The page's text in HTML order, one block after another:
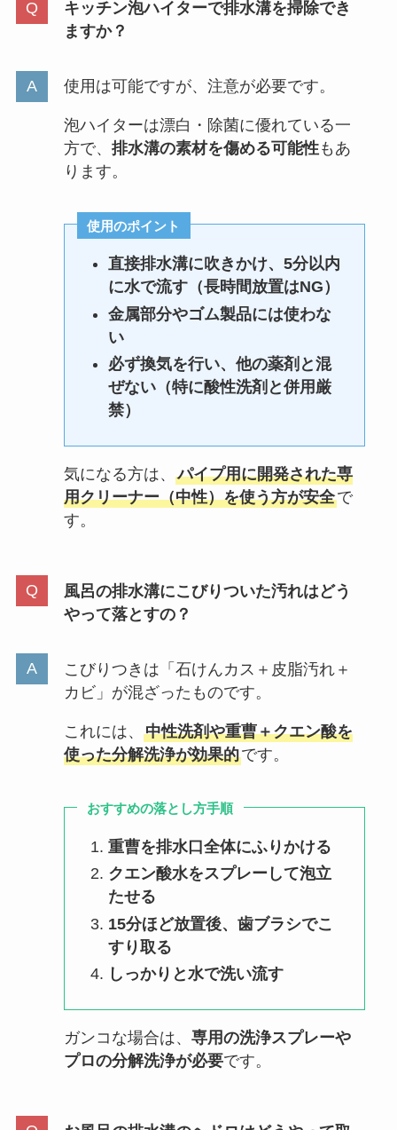
キッチン泡ハイターで排水溝を掃除でき
ますか？
使用は可能ですが、注意が必要です。
泡ハイターは漂白・除菌に優れている一
方で、 排水溝の素材を傷める可能性もあ
ります。
使用のポイント
直接排水溝に吹きかけ、5分以内
に水で流す（長時間放置はNG）
金属部分やゴム製品には使わな
い
必ず換気を行い、他の薬剤と混
ぜない（特に酸性洗剤と併用厳
禁）
気になる方は、 パイプ用に開発された専
用クリーナー（中性）を使う方が安全で
す。
風呂の排水溝にこびりついた汚れはどう
やって落とすの？
こびりつきは「石けんカス＋皮脂汚れ＋
カビ」が混ざったものです。
これには、 中性洗剤や重曹＋クエン酸を
使った分解洗浄が効果的です。
おすすめの落とし方手順
重曹を排水口全体にふりかける
クエン酸水をスプレーして泡立
たせる
15分ほど放置後、歯ブラシでこ
すり取る
しっかりと水で洗い流す
ガンコな場合は、 専用の洗浄スプレーや
プロの分解洗浄が必要です。